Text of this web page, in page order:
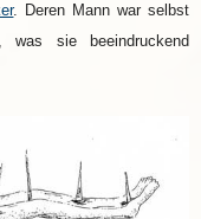
. Deren Mann war selbst
was sie beeindruckend